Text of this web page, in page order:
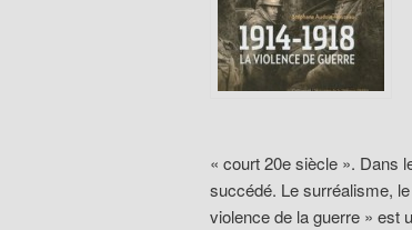
« court 20e siècle ». Dans
succédé. Le surréalisme,
violence de la guerre » est